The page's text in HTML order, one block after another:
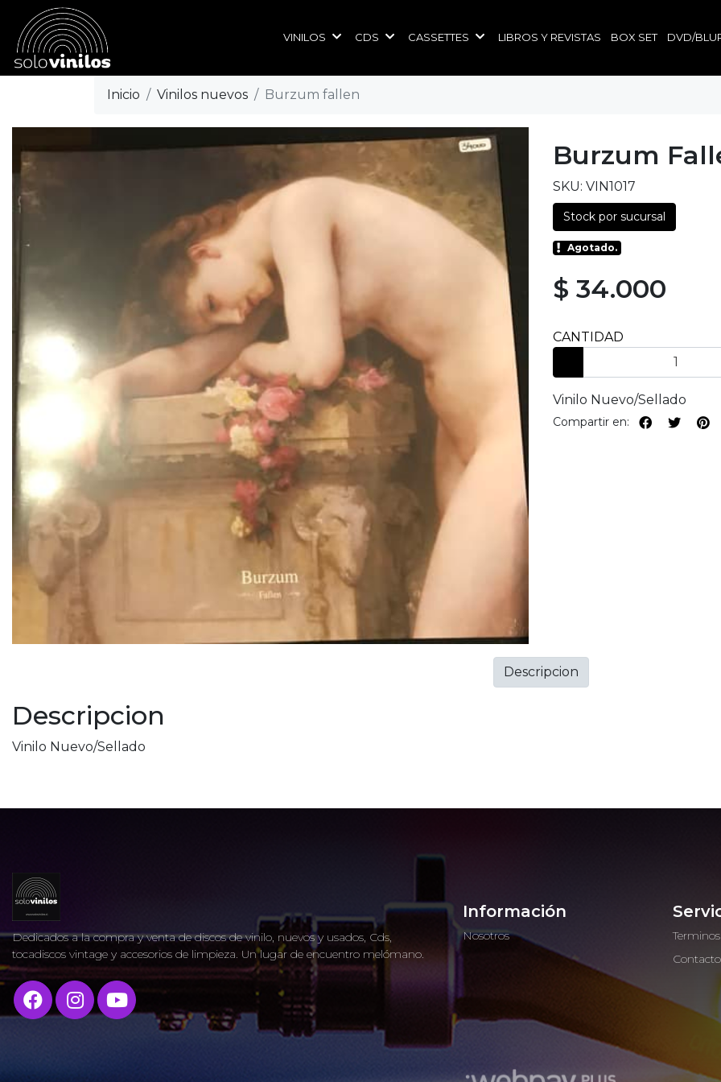
VINILOS CDS CASSETTES LIBROS Y REVISTAS BOX SET DVD/
Inicio Vinilos nuevos Burzum fallen
Burzum
SKU: VIN1017
Stock por sucursal
Agotado.
$ 34.000
CANTIDAD
Vinilo Nuevo/Sellado
Compartir en:
Descripcion
Vinilo Nuevo/Sellado
Descripcion
Dedicados a la compra y venta de discos de vinilo, nuevos y usados, Cds,
tocadiscos vintage y accesorios de limpieza. Un lugar de encuentro melómano.
Información
Nosotros
Contacto